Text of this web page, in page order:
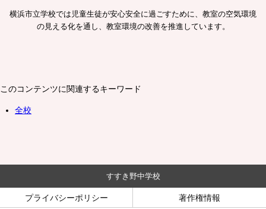
横浜市立学校では児童生徒が安心安全に過ごすために、教室の空気環境
の見える化を通し、教室環境の改善を推進しています。
このコンテンツに関連するキーワード
全校
すすき野中学校
プライバシーポリシー 著作権情報